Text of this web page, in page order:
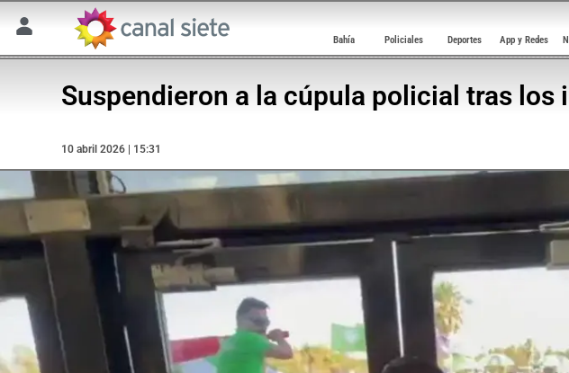
Bahía Policiales Deportes App y Redes
Suspendieron a la cúpula policial tras
10 abril 2026 | 15:31